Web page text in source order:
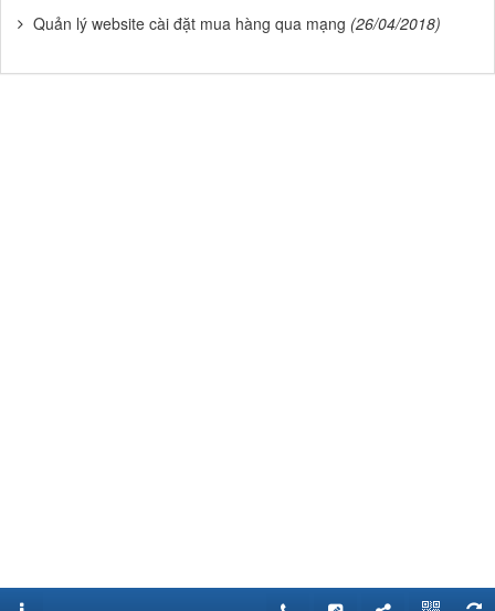
Quản lý website cài đặt mua hàng qua mạng (26/04/2018)